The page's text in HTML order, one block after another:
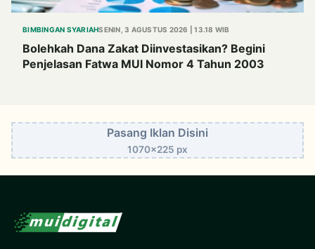
BIMBINGAN SYARIAHSENIN, 3 AGUSTUS 2026 | 13.18 WIB
Bolehkah Dana Zakat Diinvestasikan? Begini
Penjelasan Fatwa MUI Nomor 4 Tahun 2003
Pasang Iklan Disini
1070x225 px